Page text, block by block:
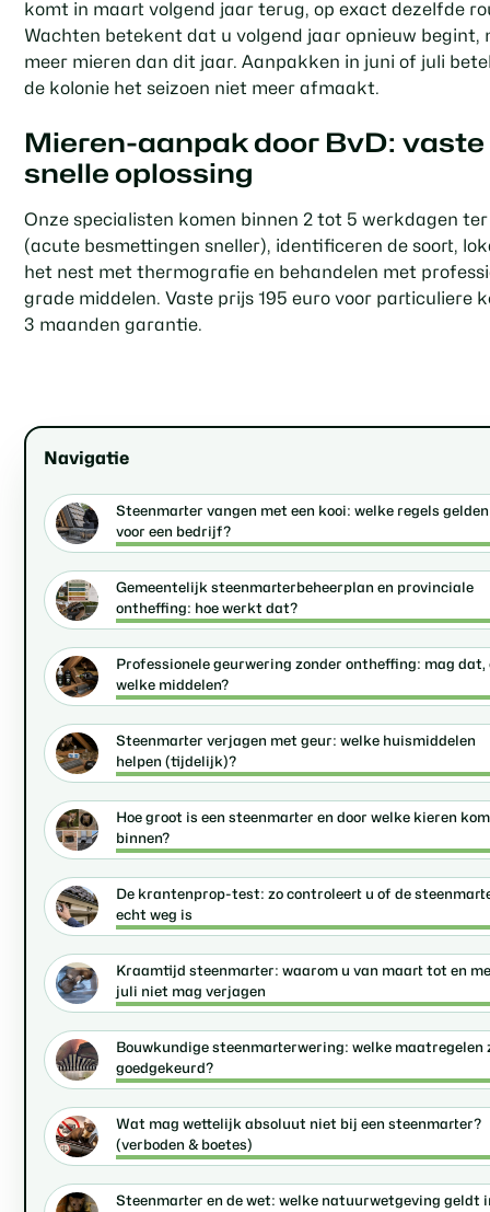
Navigatie
Steenmarter vangen met een kooi: welke regels gelden
voor een bedrijf?
Gemeentelijk steenmarterbeheerplan en provinciale
ontheffing: hoe werkt dat?
Professionele geurwering zonder ontheffing: mag dat,
welke middelen?
Steenmarter verjagen met geur: welke huismiddelen
helpen (tijdelijk)?
Hoe groot is een steenmarter en door welke kieren
binnen?
De krantenprop-test: zo controleert u of de
echt weg is
Kraamtijd steenmarter: waarom u van maart tot en
juli niet mag verjagen
Bouwkundige steenmarterwering: welke maatregelen
goedgekeurd?
Wat mag wettelijk absoluut niet bij een steenmarter?
(verboden & boetes)
Steenmarter en de wet: welke natuurwetgeving geldt
komt in maart volgend jaar terug, op exact dezelfde
Wachten betekent dat u volgend jaar opnieuw begint,
meer mieren dan dit jaar. Aanpakken in juni of juli
de kolonie het seizoen niet meer afmaakt.
Mieren-aanpak door BvD:
snelle oplossing
Onze specialisten komen binnen 2 tot 5 werkdagen
(acute besmettingen sneller), identificeren de soort,
het nest met thermografie en behandelen met
grade middelen. Vaste prijs 195 euro voor particuliere
3 maanden garantie.